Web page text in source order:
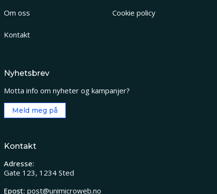
Om oss
Kontakt
Cookie policy
Nyhetsbrev
Motta info om nyheter og kampanjer?
Meld meg på
Kontakt
Adresse:
Gate 123, 1234 Sted
Epost: post@unimicroweb.no